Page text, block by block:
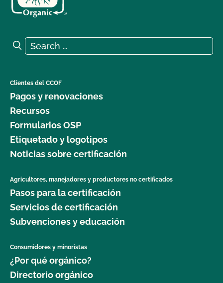
Search for:
Search
Clientes del CCOF
Pagos y renovaciones
Recursos
Formularios OSP
Etiquetado y logotipos
Noticias sobre certificación
Agricultores, manejadores y productores no certificados
Pasos para la certificación
Servicios de certificación
Subvenciones y educación
Consumidores y minoristas
¿Por qué orgánico?
Directorio orgánico